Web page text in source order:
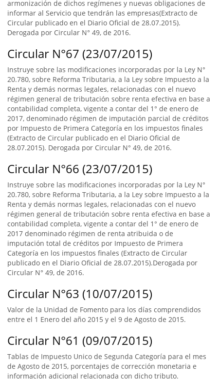
armonización de dichos regímenes y nuevas obligaciones de
informar al Servicio que tendrán las empresas(Extracto de
Circular publicado en el Diario Oficial de 28.07.2015).
Derogada por Circular N° 49, de 2016.
Circular N°67 (23/07/2015)
Instruye sobre las modificaciones incorporadas por la Ley N°
20.780, sobre Reforma Tributaria, a la Ley sobre Impuesto a la
Renta y demás normas legales, relacionadas con el nuevo
régimen general de tributación sobre renta efectiva en base a
contabilidad completa, vigente a contar del 1° de enero de
2017, denominado régimen de imputación parcial de créditos
por Impuesto de Primera Categoría en los impuestos finales
(Extracto de Circular publicado en el Diario Oficial de
28.07.2015). Derogada por Circular N° 49, de 2016.
Circular N°66 (23/07/2015)
Instruye sobre las modificaciones incorporadas por la Ley N°
20.780, sobre Reforma Tributaria, a la Ley sobre Impuesto a la
Renta y demás normas legales, relacionadas con el nuevo
régimen general de tributación sobre renta efectiva en base a
contabilidad completa, vigente a contar del 1° de enero de
2017 denominado régimen de renta atribuida o de
imputación total de créditos por Impuesto de Primera
Categoría en los impuestos finales (Extracto de Circular
publicado en el Diario Oficial de 28.07.2015).Derogada por
Circular N° 49, de 2016.
Circular N°63 (10/07/2015)
Valor de la Unidad de Fomento para los días comprendidos
entre el 1 Enero del año 2015 y el 9 de Agosto de 2015.
Circular N°61 (09/07/2015)
Tablas de Impuesto Unico de Segunda Categoría para el mes
de Agosto de 2015, porcentajes de corrección monetaria e
información adicional relacionada con dicho tributo.